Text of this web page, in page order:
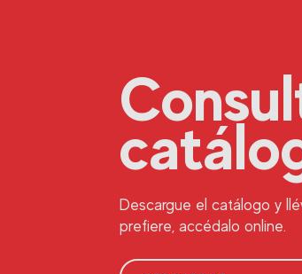
Descargue el catálogo y
prefiere, accédalo online.